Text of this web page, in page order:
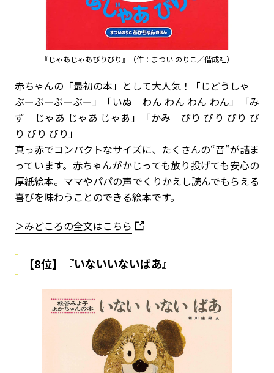
『じゃあじゃあびりびり』（作：まつい のりこ／偕成社）
赤ちゃんの「最初の本」として大人気！「じどうしゃ
ぶーぶーぶーぶー」「いぬ わん わん わん わん」「み
ず じゃあ じゃあ じゃあ」「かみ びり びり びり び
り びり びり」
真っ赤でコンパクトなサイズに、たくさんの“音”が詰ま
っています。赤ちゃんがかじっても放り投げても安心の
厚紙絵本。ママやパパの声でくりかえし読んでもらえる
喜びを味わうことのできる絵本です。
＞みどころの全文はこちら
【8位】『いないいないばあ』